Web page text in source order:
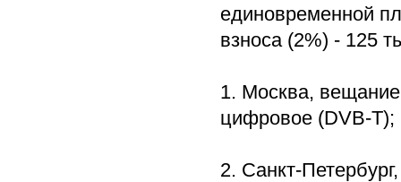
единовременной
взноса (2%) - 125
1. Москва,
цифровое (DVB-T);
2. Санкт-